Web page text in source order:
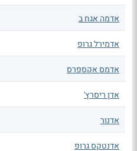
אדמה אגח ב
אדמירל גרופ
אדמס אקספרס
אדן ריסרץ'
אדנור
אדנטקס גרופ